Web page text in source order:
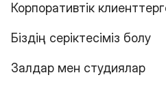
Корпоративтік
Біздің серіктесіміз болу
Залдар мен студиялар